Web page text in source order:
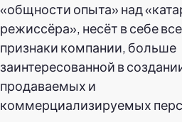
«общности опыта» над
режиссёра», несёт в себе все
признаки компании, больше
заинтересованной в
продаваемых и
коммерциализируемых